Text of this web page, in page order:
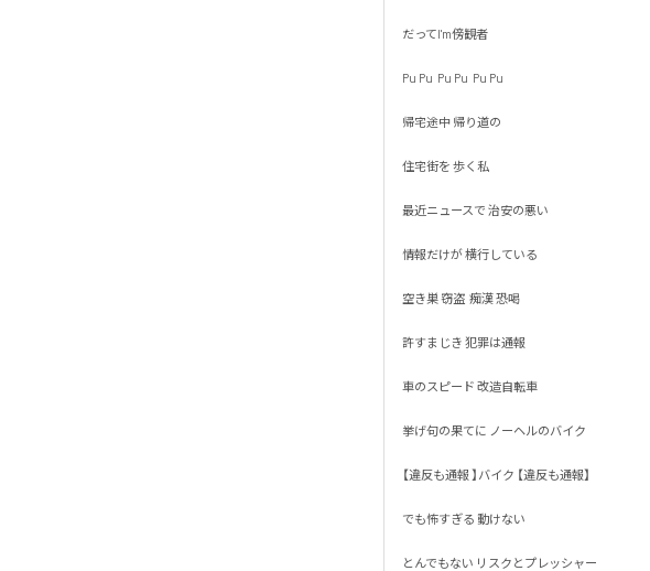
だってI'm傍観者
Pu Pu  Pu Pu  Pu Pu
帰宅途中 帰り道の
住宅街を 歩く私
最近ニュースで 治安の悪い
情報だけが 横行している
空き巣 窃盗  痴漢 恐喝
許すまじき 犯罪は通報
車のスピード 改造自転車
挙げ句の果てに ノーヘルのバイク
【違反も通報 】バイク 【違反も通報】
でも怖すぎる 動けない
とんでもない リスクとプレッシャー